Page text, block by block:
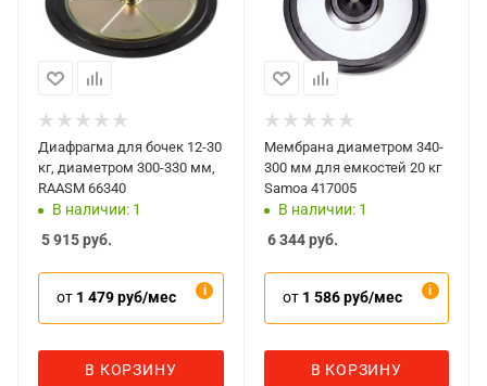
Диафрагма для бочек 12-30
кг, диаметром 300-330 мм,
RAASM 66340
В наличии: 1
5 915руб.
от 1 479 руб/мес
В КОРЗИНУ
Мембрана диаметром 340-
300 мм для емкостей 20 кг
Samoa 417005
В наличии: 1
6 344руб.
от 1 586 руб/мес
В КОРЗИНУ